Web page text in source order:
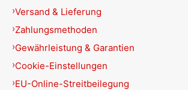
Versand & Lieferung
Zahlungsmethoden
Gewährleistung & Garantien
Cookie-Einstellungen
EU-Online-Streitbeilegung